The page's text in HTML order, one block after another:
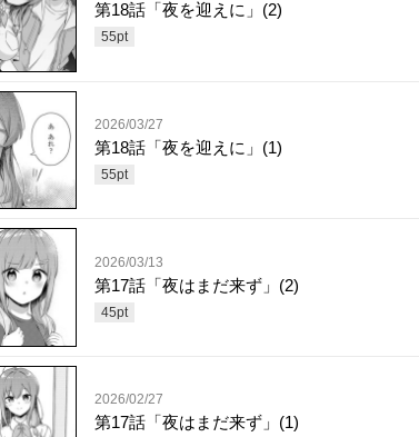
第18話「夜を迎えに」(2)
55pt
2026/03/27
第18話「夜を迎えに」(1)
55pt
2026/03/13
第17話「夜はまだ来ず」(2)
45pt
2026/02/27
第17話「夜はまだ来ず」(1)